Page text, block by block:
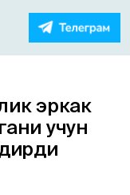
эркак
учун